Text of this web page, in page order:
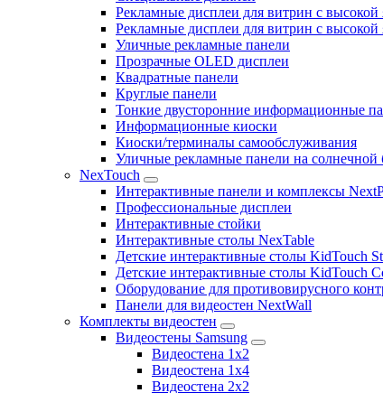
Рекламные дисплеи для витрин с высокой
Рекламные дисплеи для витрин с высокой
Уличные рекламные панели
Прозрачные OLED дисплеи
Квадратные панели
Круглые панели
Тонкие двусторонние информационные
Информационные киоски
Киоски/терминалы самообслуживания
Уличные рекламные панели на солнечной
NexTouch
Интерактивные панели и комплексы
Профессиональные дисплеи
Интерактивные стойки
Интерактивные столы NexTable
Детские интерактивные столы KidTouch
Детские интерактивные столы KidTouch
Оборудование для противовирусного
Панели для видеостен NextWall
Комплекты видеостен
Видеостены Samsung
Видеостена 1x2
Видеостена 1x4
Видеостена 2x2